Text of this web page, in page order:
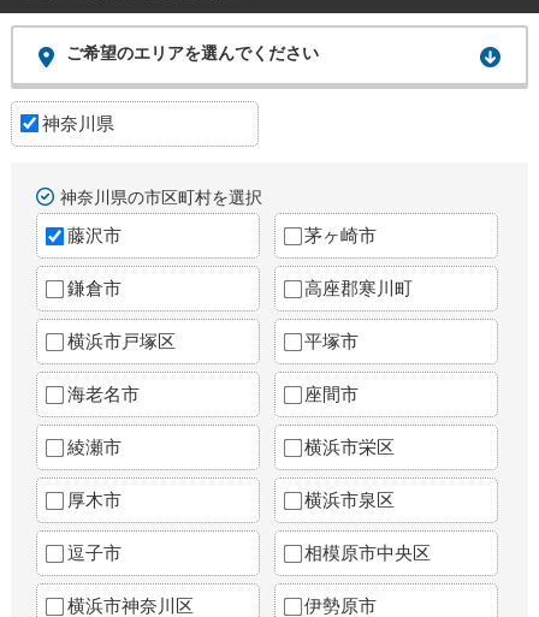
ご希望のエリアを選んでください
神奈川県
神奈川県の市区町村を選択
藤沢市 茅ヶ崎市
鎌倉市 高座郡寒川町
横浜市戸塚区 平塚市
海老名市 座間市
綾瀬市 横浜市栄区
厚木市 横浜市泉区
逗子市 相模原市中央区
横浜市神奈川区 伊勢原市